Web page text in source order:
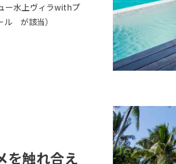
ー水上ヴィラwithプ
ル が該当）
を触れ合え